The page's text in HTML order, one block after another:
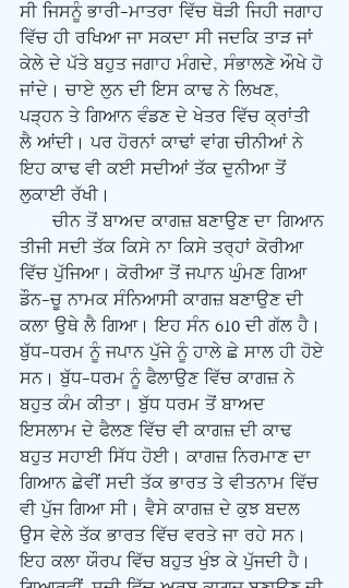
ਸੀ ਜਿਸਨੂੰ ਭਾਰੀ-ਮਾਤਰਾ ਵਿੱਚ ਥੋੜੀ ਜਿਹੀ ਜਗਾਹ
ਵਿੱਚ ਹੀ ਰਖਿਆ ਜਾ ਸਕਦਾ ਸੀ ਜਦਕਿ ਤਾੜ ਜਾਂ
ਕੇਲੇ ਦੇ ਪੱਤੇ ਬਹੁਤ ਜਗਾਹ ਮੰਗਦੇ, ਸੰਭਾਲਣੇ ਔਖੇ ਹੋ
ਜਾਂਦੇ। ਚਾਏ ਲੁਨ ਦੀ ਇਸ ਕਾਢ ਨੇ ਲਿਖਣ,
ਪੜ੍ਹਨ ਤੇ ਗਿਆਨ ਵੰਡਣ ਦੇ ਖੇਤਰ ਵਿੱਚ ਕ੍ਰਾਂਤੀ
ਲੈ ਆਂਦੀ। ਪਰ ਹੋਰਨਾਂ ਕਾਢਾਂ ਵਾਂਗ ਚੀਨੀਆਂ ਨੇ
ਇਹ ਕਾਢ ਵੀ ਕਈ ਸਦੀਆਂ ਤੱਕ ਦੁਨੀਆ ਤੋਂ
ਲੁਕਾਈ ਰੱਖੀ।
ਤੀਜੀ ਸਦੀ ਤੱਕ ਕਿਸੇ ਨਾ ਕਿਸੇ ਤਰ੍ਹਾਂ ਕੋਰੀਆ
ਵਿੱਚ ਪੁੱਜਿਆ। ਕੋਰੀਆ ਤੋਂ ਜਪਾਨ ਘੁੰਮਣ ਗਿਆ
ਡੌਨ-ਚੂ ਨਾਮਕ ਸੰਨਿਆਸੀ ਕਾਗਜ਼ ਬਣਾਉਣ ਦੀ
ਕਲਾ ਉਥੇ ਲੈ ਗਿਆ। ਇਹ ਸੰਨ 610 ਦੀ ਗੱਲ ਹੈ।
ਬੁੱਧ-ਧਰਮ ਨੂੰ ਜਪਾਨ ਪੁੱਜੇ ਨੂੰ ਹਾਲੇ ਛੇ ਸਾਲ ਹੀ ਹੋਏ
ਸਨ। ਬੁੱਧ-ਧਰਮ ਨੂੰ ਫੈਲਾਉਣ ਵਿੱਚ ਕਾਗਜ਼ ਨੇ
ਬਹੁਤ ਕੰਮ ਕੀਤਾ। ਬੁੱਧ ਧਰਮ ਤੋਂ ਬਾਅਦ
ਇਸਲਾਮ ਦੇ ਫੈਲਣ ਵਿੱਚ ਵੀ ਕਾਗਜ਼ ਦੀ ਕਾਢ
ਬਹੁਤ ਸਹਾਈ ਸਿੱਧ ਹੋਈ। ਕਾਗਜ਼ ਨਿਰਮਾਣ ਦਾ
ਗਿਆਨ ਛੇਵੀਂ ਸਦੀ ਤੱਕ ਭਾਰਤ ਤੇ ਵੀਤਨਾਮ ਵਿੱਚ
ਵੀ ਪੁੱਜ ਗਿਆ ਸੀ। ਵੈਸੇ ਕਾਗਜ਼ ਦੇ ਕੁਝ ਬਦਲ
ਉਸ ਵੇਲੇ ਤੱਕ ਭਾਰਤ ਵਿੱਚ ਵਰਤੇ ਜਾ ਰਹੇ ਸਨ।
ਇਹ ਕਲਾ ਯੌਰਪ ਵਿੱਚ ਬਹੁਤ ਖੁੰਝ ਕੇ ਪੁੱਜਦੀ ਹੈ।